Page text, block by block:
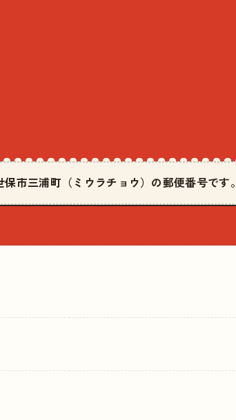
市三浦町（ミウラチョウ）の郵便番号です。